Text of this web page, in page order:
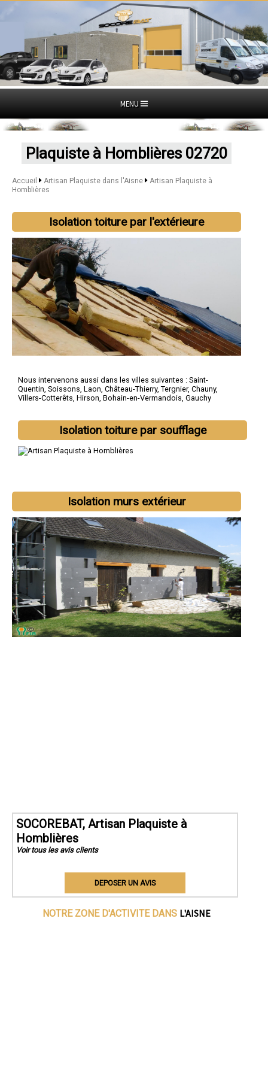
MENU
Plaquiste à Homblières 02720
Accueil Artisan Plaquiste dans l'Aisne
Artisan Plaquiste à
Homblières
Isolation toiture par l'extérieure
Nous intervenons aussi dans les villes suivantes : Saint-
Quentin Soissons Laon Château-Thierry, Tergnier, Chauny,
Villers-Cotterêts Hirson Bohain-en-Vermandois Gauchy
Isolation toiture par soufflage
Isolation murs extérieur
SOCOREBAT, Artisan Plaquiste à
Homblières
Voir tous les avis clients
DEPOSER UN AVIS
NOTRE ZONE D'ACTIVITE DANS L'AISNE